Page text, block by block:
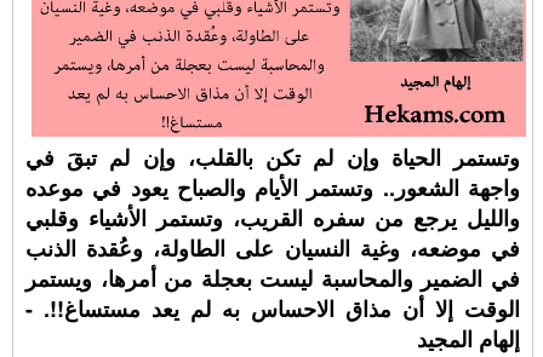
وتستمر الحياة وإن لم تكن بالقلب، وإن لم تبقَ في
واجهة الشعور.. وتستمر الأيام والصباح يعود في موعده
والليل يرجع من سفره القريب، وتستمر الأشياء وقلبي
في موضعه، وغية النسيان على الطاولة، وعُقدة الذنب
في الضمير والمحاسبة ليست بعجلة من أمرها، ويستمر
الوقت إلا أن مذاق الاحساس به لم يعد مستساغ!!. -
إلهام المجيد